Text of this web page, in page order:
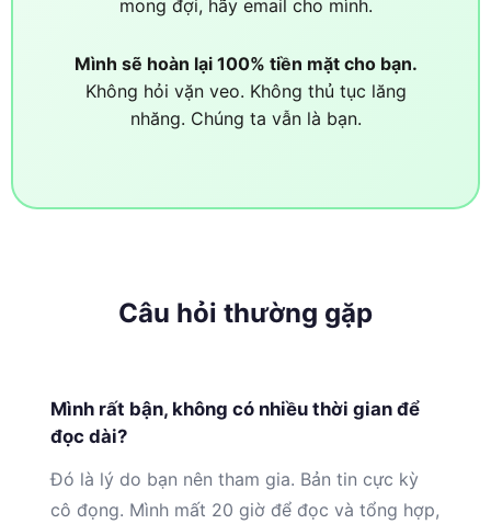
mong đợi, hãy email cho mình.
Mình sẽ hoàn lại 100% tiền mặt cho bạn.
Không hỏi vặn veo. Không thủ tục lăng
nhăng. Chúng ta vẫn là bạn.
Câu hỏi thường gặp
Mình rất bận, không có nhiều thời gian để
đọc dài?
Đó là lý do bạn nên tham gia. Bản tin cực kỳ
cô đọng. Mình mất 20 giờ để đọc và tổng hợp,